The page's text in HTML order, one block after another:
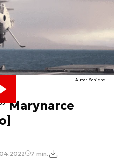
Marynarce
7 min.
Autor. Schiebel